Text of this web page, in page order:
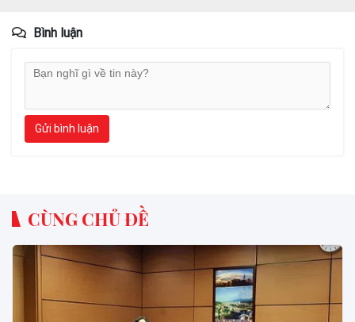
Bình luận
Gửi bình luận
CÙNG CHỦ ĐỀ